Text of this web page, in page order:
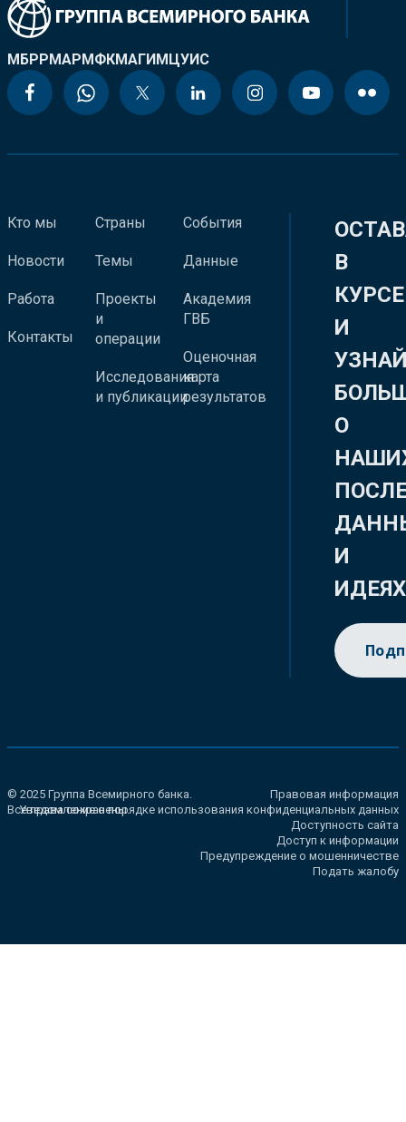
МБРРМАРМФКМАГИМЦУИС
Кто мы
Новости
Работа
Контакты
Страны
Темы
Проекты
и
операции
Исследования
и публикации
События
Данные
Академия
ГВБ
Оценочная
карта
результатов
В
КУРСЕ
И
О
И
ИДЕЯХ
© 2025 Группа Всемирного банка.
Все права сохранены.
Правовая информация
Уведомление о порядке использования конфиденциальных данных
Доступность сайта
Доступ к информации
Предупреждение о мошенничестве
Подать жалобу